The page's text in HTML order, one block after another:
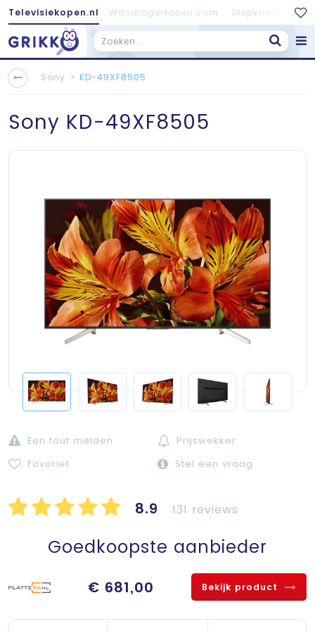
Televisiekopen.nl Wasdrogerkopen.com
Koelkastkopen.nl
Sony > KD-49XF8505
Sony KD-49XF8505
Een fout melden
Prijswekker
Favoriet
Stel een vraag
8.9 131 reviews
Goedkoopste aanbieder
€ 681,00 Bekijk product